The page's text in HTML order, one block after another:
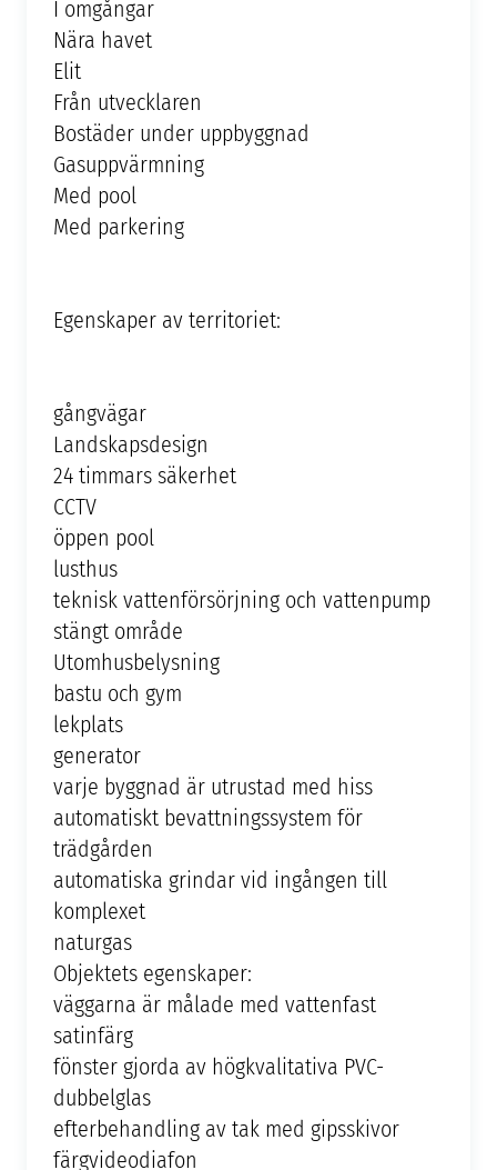
I omgångar
Nära havet
Elit
Från utvecklaren
Bostäder under uppbyggnad
Gasuppvärmning
Med pool
Med parkering
Egenskaper av territoriet:
gångvägar
Landskapsdesign
24 timmars säkerhet
CCTV
öppen pool
lusthus
teknisk vattenförsörjning och vattenpump
stängt område
Utomhusbelysning
bastu och gym
lekplats
generator
varje byggnad är utrustad med hiss
automatiskt bevattningssystem för
trädgården
automatiska grindar vid ingången till
komplexet
naturgas
Objektets egenskaper:
väggarna är målade med vattenfast
satinfärg
fönster gjorda av högkvalitativa PVC-
dubbelglas
efterbehandling av tak med gipsskivor
färgvideodiafon